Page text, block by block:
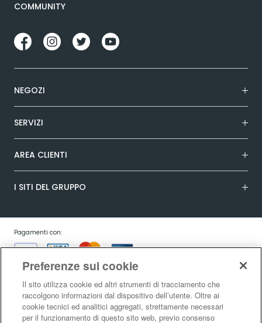
COMMUNITY
NEGOZI
SERVIZI
AREA CLIENTI
I SITI DEL GRUPPO
Pagamenti con:
Garanzia:
Preferenze sui cookie
Il sito utilizza cookie ed altri strumenti di tracciamento che
raccolgono informazioni dal dispositivo dell’utente. Oltre ai
cookie tecnici ed analitici aggregati, strettamente necessari
per il funzionamento di questo sito web, previo consenso